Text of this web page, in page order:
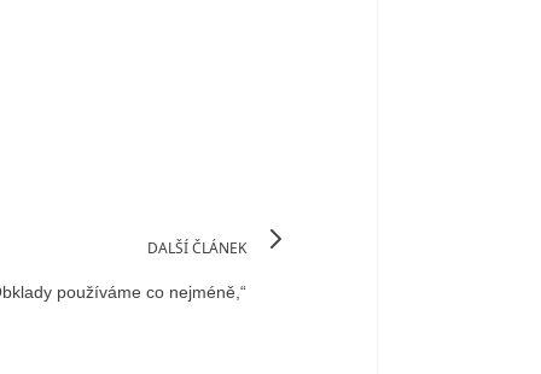
DALŠÍ ČLÁNEK
používáme co nejméně,“